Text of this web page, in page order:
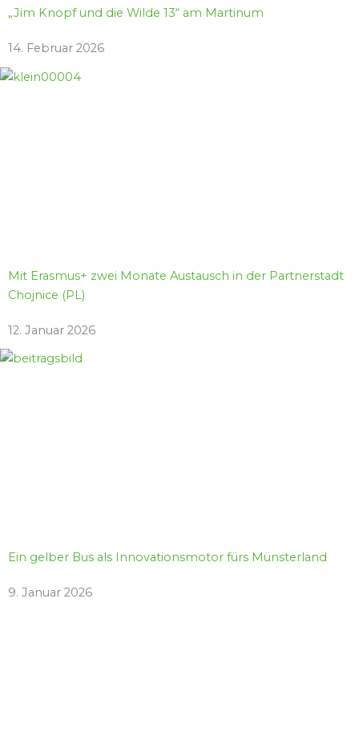
„Jim Knopf und die Wilde 13“ am Martinum
14. Februar 2026
Mit Erasmus+ zwei Monate Austausch in der Partnerstadt
Chojnice (PL)
12. Januar 2026
Ein gelber Bus als Innovationsmotor fürs Münsterland
9. Januar 2026